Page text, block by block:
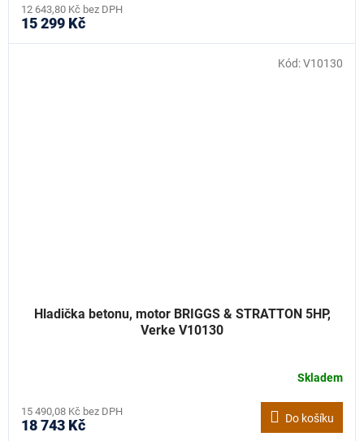
12 643,80 Kč bez DPH
15 299 Kč
Hladička betonu, motor BRIGGS & STRATTON 5HP,
Verke V10130
Skladem
15 490,08 Kč bez DPH
18 743 Kč Do košíku
Kód:V10130